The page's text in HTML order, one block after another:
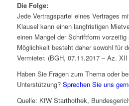
Die Folge:
Jede Vertragspartei eines Vertrages
Klausel kann einen langfristigen
einen Mangel der Schriftform vorzeitig
Möglichkeit besteht daher sowohl für
Vermieter. (BGH, 07.11.2017 – Az.
Haben Sie Fragen zum Thema oder
Unterstützung? Sprechen Sie uns
Quelle: KfW Starthothek,